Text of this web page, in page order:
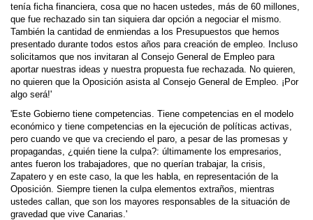
tenía ficha financiera, cosa que no hacen ustedes, más de 60 millones,
que fue rechazado sin tan siquiera dar opción a negociar el mismo.
También la cantidad de enmiendas a los Presupuestos que hemos
presentado durante todos estos años para creación de empleo. Incluso
solicitamos que nos invitaran al Consejo General de Empleo para
aportar nuestras ideas y nuestra propuesta fue rechazada. No quieren,
no quieren que la Oposición asista al Consejo General de Empleo. ¡Por
algo será!'
'Este Gobierno tiene competencias. Tiene competencias en el modelo
económico y tiene competencias en la ejecución de políticas activas,
pero cuando ve que va creciendo el paro, a pesar de las promesas y
propagandas, ¿quién tiene la culpa?: últimamente los empresarios,
antes fueron los trabajadores, que no querían trabajar, la crisis,
Zapatero y en este caso, la que les habla, en representación de la
Oposición. Siempre tienen la culpa elementos extraños, mientras
ustedes callan, que son los mayores responsables de la situación de
gravedad que vive Canarias.'